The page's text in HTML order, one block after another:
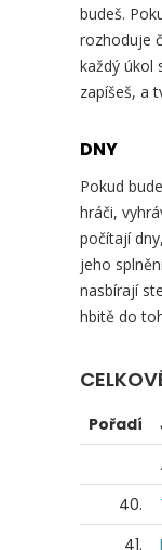
budeš.
rozhoduje
každý úkol
zapíšeš, a
DNY
Pokud
hráči,
počítají
jeho
nasbírají
hbitě do
Pořadí
40.
41.